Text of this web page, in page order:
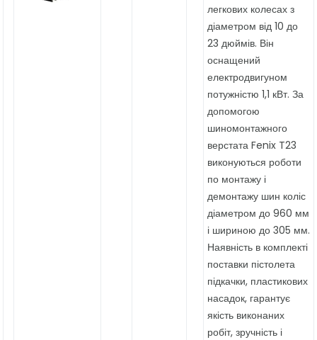
легкових колесах з
діаметром від 10 до
23 дюймів. Він
оснащений
електродвигуном
потужністю 1,1 кВт. За
допомогою
шиномонтажного
верстата Fenix T23
виконуються роботи
по монтажу і
демонтажу шин коліс
діаметром до 960 мм
і шириною до 305 мм.
Наявність в комплекті
поставки пістолета
підкачки, пластикових
насадок, гарантує
якість виконаних
робіт, зручність і